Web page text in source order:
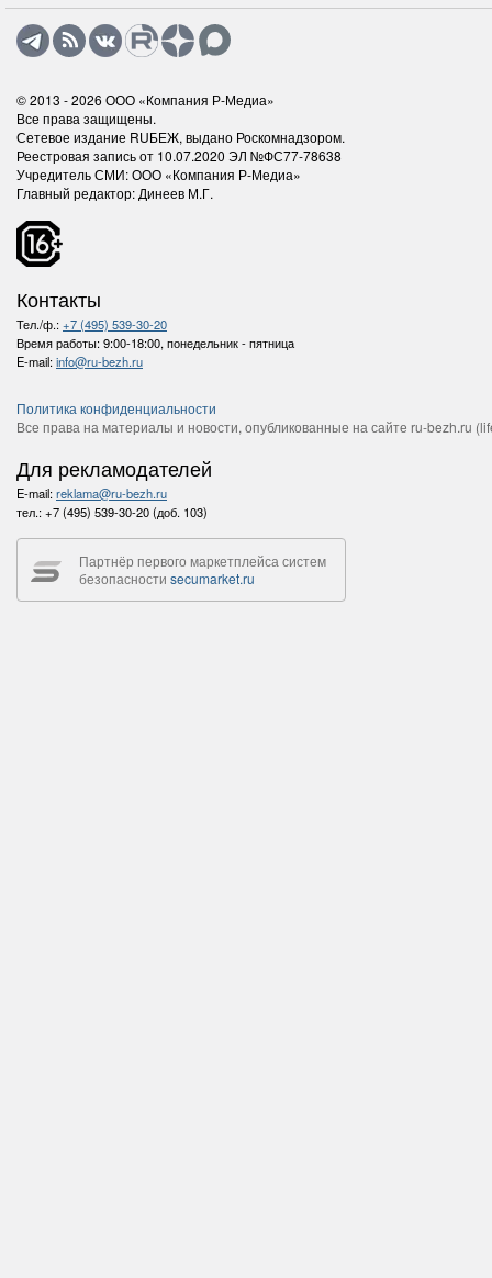
© 2013 - 2026 ООО «Компания Р-Медиа»
Все права защищены.
Сетевое издание RUБЕЖ, выдано Роскомнадзором.
Реестровая запись от 10.07.2020 ЭЛ №ФС77-78638
Учредитель СМИ: ООО «Компания Р-Медиа»
Главный редактор: Динеев М.Г.
Контакты
Тел./ф.:+7 (495) 539-30-20
Время работы:9:00-18:00, понедельник - пятница
E-mail:info@ru-bezh.ru
Политика конфиденциальности
Все права на материалы и новости, опубликованные на сайте ru-bezh.ru
Для рекламодателей
E-mail:reklama@ru-bezh.ru
тел.:+7 (495) 539-30-20 (доб. 103)
Партнёр первого маркетплейса систем
безопасности secumarket.ru